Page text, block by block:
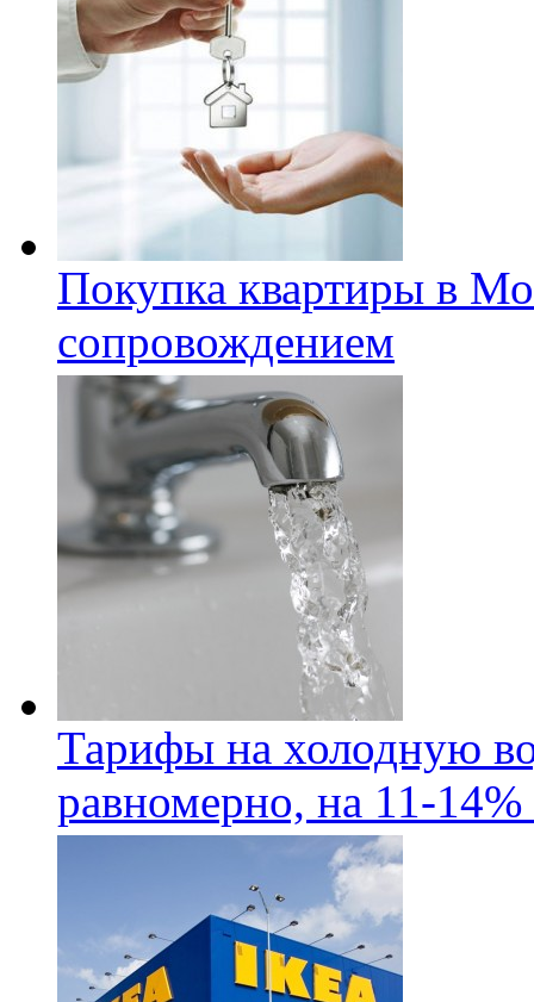
Покупка квартиры в
сопровождением
Тарифы на холодную
равномерно, на 11-14%